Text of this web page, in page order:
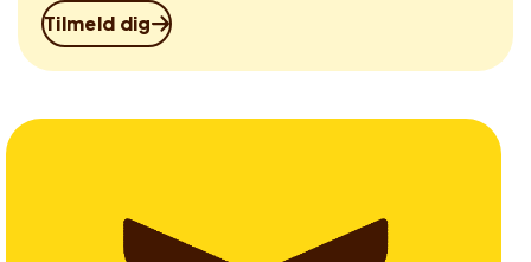
Tilmeld dig